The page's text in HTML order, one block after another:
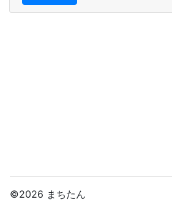
©2026 まちたん